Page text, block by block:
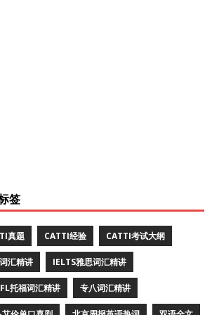
签
真题 CATTI经验 CATTI考试大纲
汇精讲 IELTS雅思词汇精讲
托福词汇精讲 专八词汇精讲